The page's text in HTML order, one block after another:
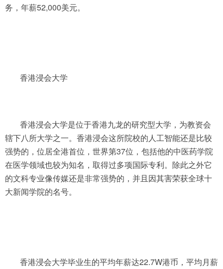
务，年薪52,000美元。
香港浸会大学
香港浸会大学是位于香港九龙的研究型大学，为教资会
辖下八所大学之一。香港浸会这所院校的人工智能还是比较
强势的，位居全港首位，世界第37位，包括他的中医药学院
在医学领域也较为知名，取得过多项国际专利。除此之外它
的文科专业像传媒还是非常强势的，并且因其害荣获全球十
大新闻学院的名号。
香港浸会大学毕业生的平均年薪达22.7W港币，平均月薪